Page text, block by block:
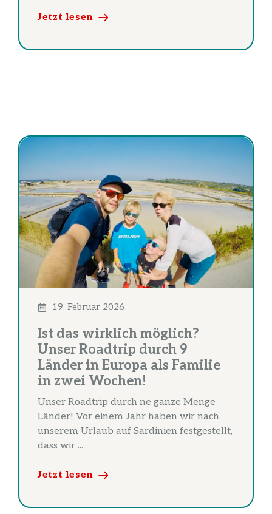
Jetzt lesen
19. Februar 2026
Ist das wirklich möglich?
Unser Roadtrip durch 9
Länder in Europa als Familie
in zwei Wochen!
Unser Roadtrip durch ne ganze Menge
Länder! Vor einem Jahr haben wir nach
unserem Urlaub auf Sardinien festgestellt,
dass wir ...
Jetzt lesen